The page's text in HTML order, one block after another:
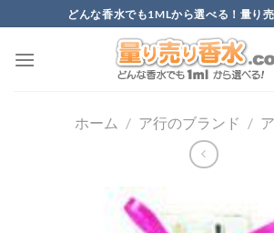
to
content
どんな香水でも1MLから選べる！量り
ホーム / ア行のブランド /